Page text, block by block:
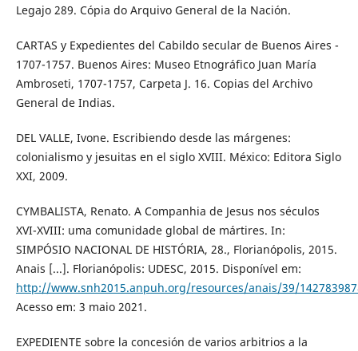
Legajo 289. Cópia do Arquivo General de la Nación.
CARTAS y Expedientes del Cabildo secular de Buenos Aires -
1707-1757. Buenos Aires: Museo Etnográfico Juan María
Ambroseti, 1707-1757, Carpeta J. 16. Copias del Archivo
General de Indias.
DEL VALLE, Ivone. Escribiendo desde las márgenes:
colonialismo y jesuitas en el siglo XVIII. México: Editora Siglo
XXI, 2009.
CYMBALISTA, Renato. A Companhia de Jesus nos séculos
XVI-XVIII: uma comunidade global de mártires. In:
SIMPÓSIO NACIONAL DE HISTÓRIA, 28., Florianópolis, 2015.
Anais [...]. Florianópolis: UDESC, 2015. Disponível em:
http://www.snh2015.anpuh.org/resources/anais/39/
Acesso em: 3 maio 2021.
EXPEDIENTE sobre la concesión de varios arbitrios a la